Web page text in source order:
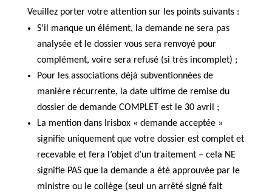
Veuillez porter votre attention sur les points suivants :
S’il manque un élément, la demande ne sera pas
analysée et le dossier vous sera renvoyé pour
complément, voire sera refusé (si très incomplet) ;
Pour les associations déjà subventionnées de
manière récurrente, la date ultime de remise du
dossier de demande COMPLET est le 30 avril ;
La mention dans Irisbox « demande acceptée »
signifie uniquement que votre dossier est complet et
recevable et fera l’objet d’un traitement – cela NE
signifie PAS que la demande a été approuvée par le
ministre ou le collège (seul un arrêté signé fait